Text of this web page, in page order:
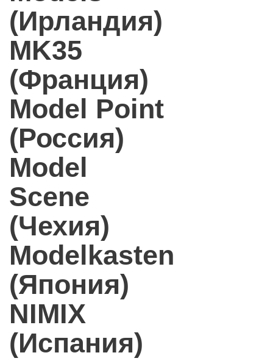
(Ирландия)
MK35
(Франция)
Model Point
(Россия)
Model
Scene
(Чехия)
Modelkasten
(Япония)
NIMIX
(Испания)